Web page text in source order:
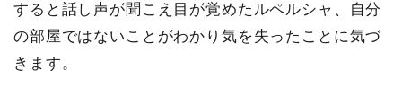
すると話し声が聞こえ目が覚めたルペルシャ、自分
の部屋ではないことがわかり気を失ったことに気づ
きます。